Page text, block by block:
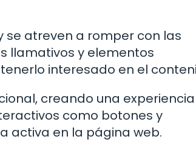
se atreven a romper con las
llamativos y elementos
interesado en el
creando una experiencia
como botones y
activa en la página web.